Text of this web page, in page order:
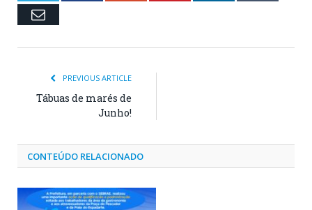
Email
PREVIOUS ARTICLE
Tábuas de marés de
Junho!
CONTEÚDO RELACIONADO